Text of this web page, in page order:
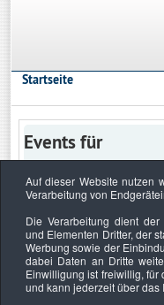
Startseite
Events für
Keine Termine
Auf dieser Website nutzen
Verarbeitung von
Die Verarbeitung dient
und Elementen Dritter, der
Werbung sowie der
dabei Daten an Dritte
Einwilligung ist freiwillig, für
und kann jederzeit über